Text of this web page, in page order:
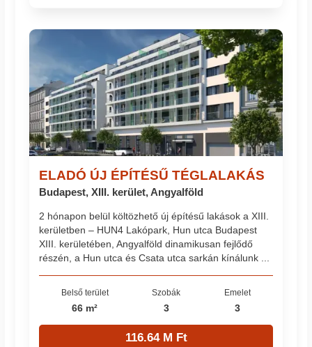
ELADÓ ÚJ ÉPÍTÉSŰ TÉGLALAKÁS
Budapest, XIII. kerület, Angyalföld
2 hónapon belül költözhető új építésű lakások a XIII.
kerületben – HUN4 Lakópark, Hun utca Budapest
XIII. kerületében, Angyalföld dinamikusan fejlődő
részén, a Hun utca és Csata utca sarkán kínálunk ...
Belső terület
66 m²
Szobák
3
Emelet
3
116.64 M Ft